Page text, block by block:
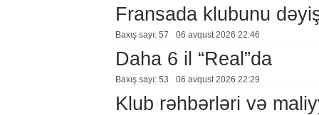
Fransada klubunu
Baxış sayı: 57 06 avqust 2026 22:46
Daha 6 il “Real”da
Baxış sayı: 53 06 avqust 2026 22:29
Klub rəhbərləri və